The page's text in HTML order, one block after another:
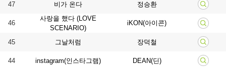
47 비가 온다 정승환
46
사랑을 했다 (LOVE
SCENARIO)
iKON(아이콘)
45 그날처럼 장덕철
44 instagram(인스타그램) DEAN(딘)